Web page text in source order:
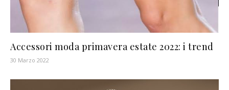
Accessori moda primavera estate 2022: i trend
30 Marzo 2022